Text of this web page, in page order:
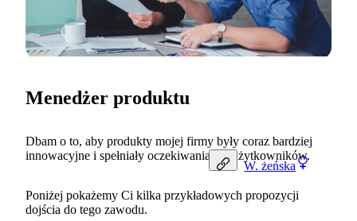
W. żeńska
Menedżer produktu
Dbam o to, aby produkty mojej firmy były coraz bardziej
innowacyjne i spełniały oczekiwania ich użytkowników.
Poniżej pokażemy Ci kilka przykładowych propozycji
dojścia do tego zawodu.